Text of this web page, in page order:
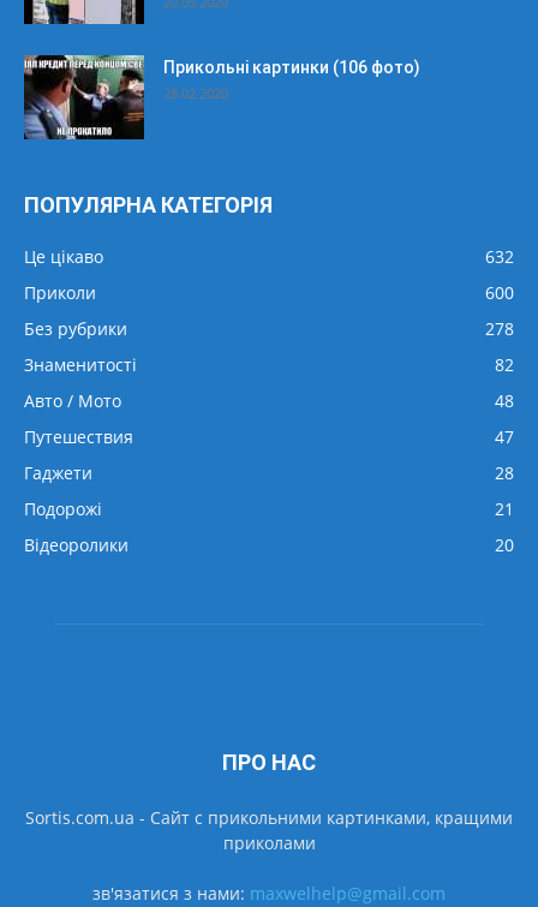
Прикольні картинки (106 фото)
28.02.2020
ПОПУЛЯРНА КАТЕГОРІЯ
Це цікаво
632
Приколи
600
Без рубрики
278
Знаменитості
82
Авто / Мото
48
Путешествия
47
Гаджети
28
Подорожі
21
Відеоролики
20
ПРО НАС
Sortis.com.ua - Cайт с прикольними картинками, кращими
приколами
зв'язатися з нами: maxwelhelp@gmail.com